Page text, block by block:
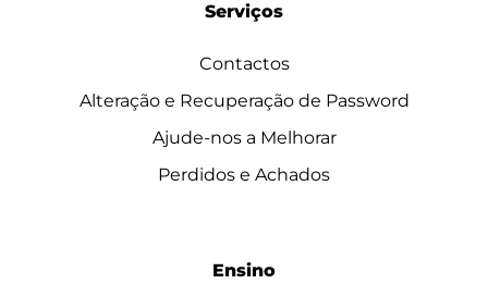
Serviços
Contactos
Alteração e Recuperação de Password
Ajude-nos a Melhorar
Perdidos e Achados
Ensino